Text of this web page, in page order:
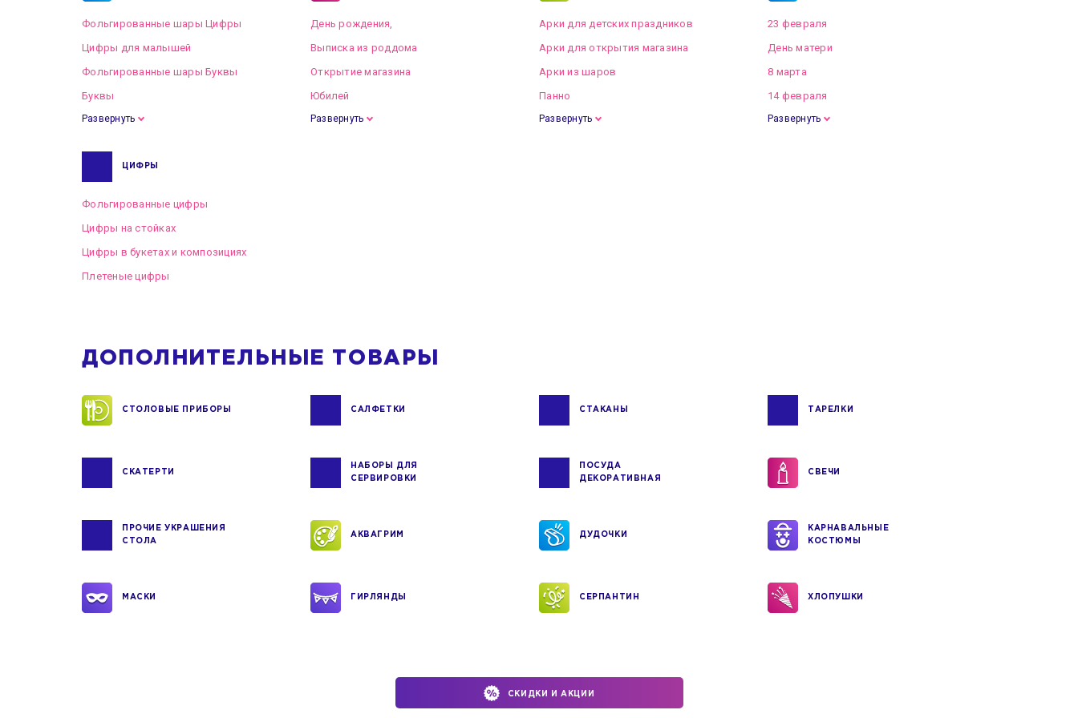
Фольгированные шары Цифры
Цифры для малышей
Фольгированные шары Буквы
Буквы
Развернуть
День рождения,
Выписка из роддома
Открытие магазина
Юбилей
Развернуть
Арки для детских праздников
Арки для открытия магазина
Арки из шаров
Панно
Развернуть
23 февраля
День матери
8 марта
14 февраля
Развернуть
ЦИФРЫ
Фольгированные цифры
Цифры на стойках
Цифры в букетах и композициях
Плетеные цифры
ДОПОЛНИТЕЛЬНЫЕ ТОВАРЫ
СТОЛОВЫЕ ПРИБОРЫ САЛФЕТКИ СТАКАНЫ ТАРЕЛКИ
СКАТЕРТИ
НАБОРЫ ДЛЯ
СЕРВИРОВКИ
ПОСУДА
ДЕКОРАТИВНАЯ
СВЕЧИ
ПРОЧИЕ УКРАШЕНИЯ
СТОЛА
АКВАГРИМ ДУДОЧКИ
КАРНАВАЛЬНЫЕ
КОСТЮМЫ
МАСКИ ГИРЛЯНДЫ СЕРПАНТИН ХЛОПУШКИ
СКИДКИ И АКЦИИ